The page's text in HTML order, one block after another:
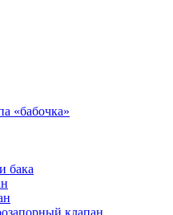
«бабочка»
бака
клапан